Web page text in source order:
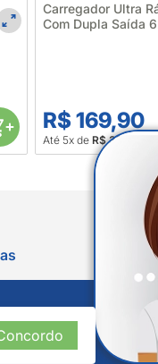
Carregador Ultra
Com Dupla Saída
R$ 169,90
Até 5x de R$ 33,98